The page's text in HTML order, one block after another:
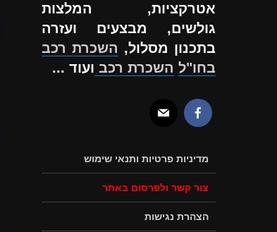
אטרקציות, המלצות
גולשים, מבצעים ועזרה
בתכנון מסלול, השכרת רכב
בחו"ל השכרת רכב ועוד ...
מדיניות פרטיות ותנאי שימוש
צור קשר ולפרסום באתר
הצהרת נגישות